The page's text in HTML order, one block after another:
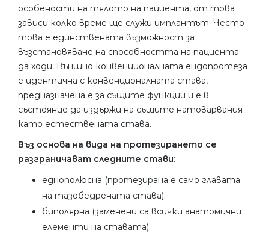
особености на тялото на пациента, от това
зависи колко време ще служи имплантът. Често
това е единствената възможност за
възстановяване на способността на пациента
да ходи. Външно конвенционалната ендопротеза
е идентична с конвенционалната става,
предназначена е за същите функции и е в
състояние да издържи на същите натоварвания
като естествената става.
Въз основа на вида на протезирането се
разграничават следните стави:
еднополюсна (протезирана е само главата
на тазобедрената става);
биполярна (заменени са всички анатомични
елементи на ставата).